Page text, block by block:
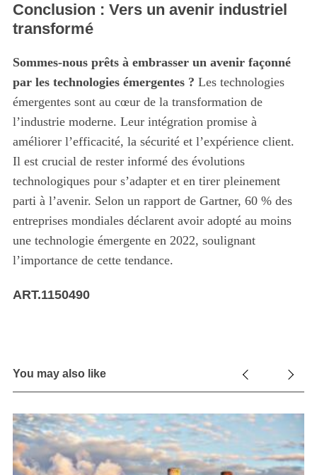
Conclusion : Vers un avenir industriel
transformé
Sommes-nous prêts à embrasser un avenir façonné
par les technologies émergentes ? Les technologies
émergentes sont au cœur de la transformation de
l’industrie moderne. Leur intégration promise à
améliorer l’efficacité, la sécurité et l’expérience client.
Il est crucial de rester informé des évolutions
technologiques pour s’adapter et en tirer pleinement
parti à l’avenir. Selon un rapport de Gartner, 60 % des
entreprises mondiales déclarent avoir adopté au moins
une technologie émergente en 2022, soulignant
l’importance de cette tendance.
ART.1150490
You may also like